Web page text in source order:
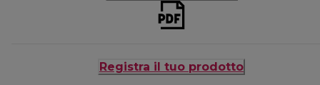
Registra il tuo prodotto